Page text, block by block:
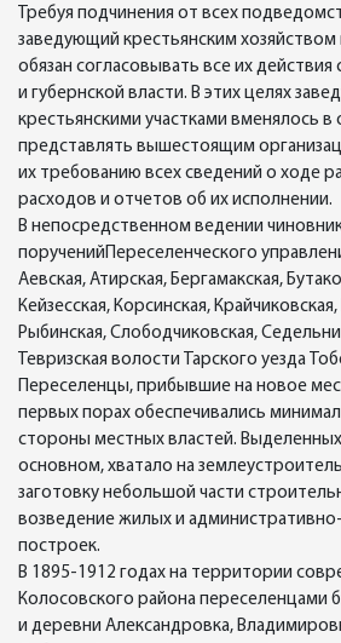
Требуя подчинения от всех
заведующий крестьянским
обязан согласовывать все их действия
и губернской власти. В этих целях
крестьянскими участками вменялось в
представлять вышестоящим
их требованию всех сведений о ходе
расходов и отчетов об их исполнении.
В непосредственном ведении
порученийПереселенческого
Аевская, Атирская, Бергамакская,
Кейзесская, Корсинская,
Рыбинская, Слободчиковская,
Тевризская волости Тарского уезда
Переселенцы, прибывшие на новое
первых порах обеспечивались
стороны местных властей.
основном, хватало на
заготовку небольшой части
возведение жилых и
построек.
В 1895-1912 годах на территории
Колосовского района переселенцами
и деревни Александровка,